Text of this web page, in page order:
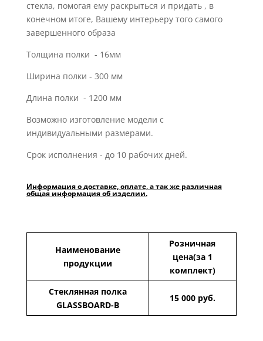
стекла, помогая ему раскрыться и придать , в
конечном итоге, Вашему интерьеру того самого
завершенного образа
Толщина полки - 16мм
Ширина полки - 300 мм
Длина полки - 1200 мм
Возможно изготовление модели с
индивидуальными размерами.
Срок исполнения - до 10 рабочих дней.
Информация о доставке, оплате, а так же различная
общая информация об изделии.
Наименование
продукции
Розничная
цена(за 1
комплект)
Стеклянная полка
GLASSBOARD-B
15 000 руб.